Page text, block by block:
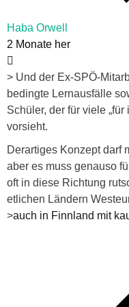
Haba Orwell
2 Monate her
> Und der Ex-SPÖ-
bedingte Lernausfälle
Schüler, der für viele
vorsieht.
Derartiges Konzept darf
aber es muss genauso
oft in diese Richtung
etlichen Ländern
>auch in Finnland mit